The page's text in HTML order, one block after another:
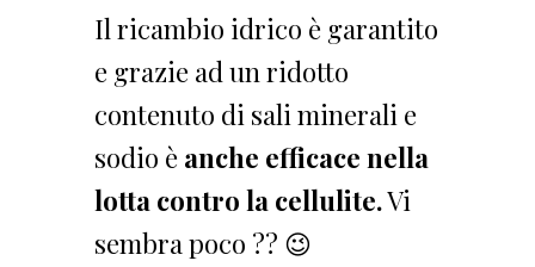
Il ricambio idrico è garantito
e grazie ad un ridotto
contenuto di sali minerali e
sodio è anche efficace nella
lotta contro la cellulite.Vi
sembra poco ?? 😉